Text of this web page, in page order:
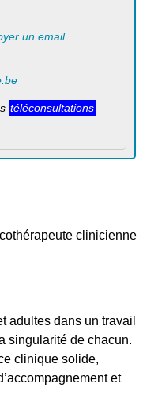
un email
téléconsultations
clinicienne
adultes dans un travail
singularité de chacun.
clinique solide,
et